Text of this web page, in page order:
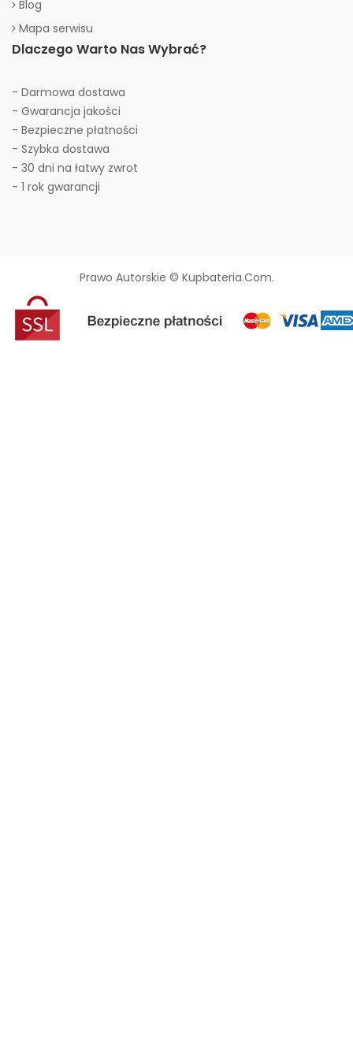
Blog
Mapa serwisu
Dlaczego Warto Nas Wybrać?
- Darmowa dostawa
- Gwarancja jakości
- Bezpieczne płatności
- Szybka dostawa
- 30 dni na łatwy zwrot
- 1 rok gwarancji
Prawo Autorskie © Kupbateria.com.